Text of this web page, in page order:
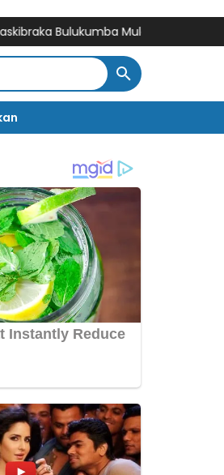
Bulukumba Mulai Digembleng, Diklat